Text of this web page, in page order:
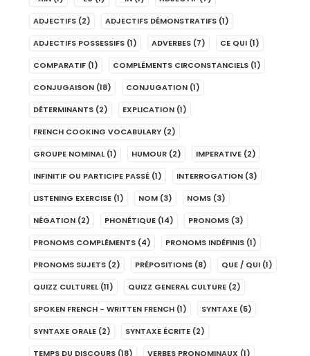
ADJECTIFS (2) ADJECTIFS DÉMONSTRATIFS (1)
ADJECTIFS POSSESSIFS (1) ADVERBES (7) CE QUI (1)
COMPARATIF (1) COMPLÉMENTS CIRCONSTANCIELS (1)
CONJUGAISON (18) CONJUGATION (1)
DÉTERMINANTS (2) EXPLICATION (1)
FRENCH COOKING VOCABULARY (2)
GROUPE NOMINAL (1) HUMOUR (2) IMPERATIVE (2)
INFINITIF OU PARTICIPE PASSÉ (1) INTERROGATION (3)
LISTENING EXERCISE (1) NOM (3) NOMS (3)
NÉGATION (2) PHONÉTIQUE (14) PRONOMS (3)
PRONOMS COMPLÉMENTS (4) PRONOMS INDÉFINIS (1)
PRONOMS SUJETS (2) PRÉPOSITIONS (8) QUE / QUI (1)
QUIZZ CULTUREL (11) QUIZZ GENERAL CULTURE (2)
SPOKEN FRENCH - WRITTEN FRENCH (1) SYNTAXE (5)
SYNTAXE ORALE (2) SYNTAXE ÉCRITE (2)
TEMPS DU DISCOURS (18) VERBES PRONOMINAUX (1)